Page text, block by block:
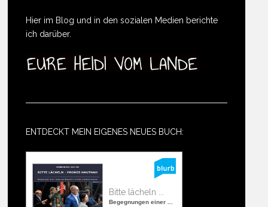
Hier im Blog und in den sozialen Medien berichte
ich darüber.
ENTDECKT MEIN EIGENES NEUES BUCH:
Bitte lächeln ...
Begegnungen einer ...